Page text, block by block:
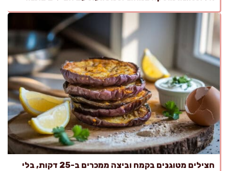
חצילים מטוגנים בקמח וביצה ממכרים ב-25 דקות, בלי